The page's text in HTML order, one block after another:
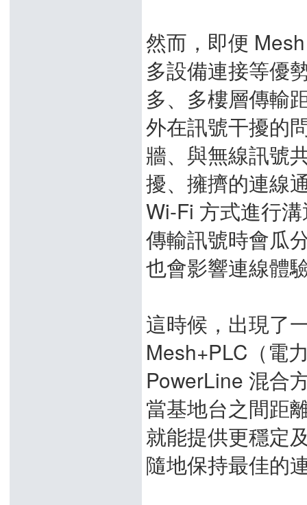
然而，即便
多設備連接等優
多、多樓層傳輸
外在訊號干擾的
牆、與無線訊號
擾、擁擠的連線
Wi-Fi 方式進行
傳輸訊號時會瓜
也會影響連線體
這時候，出現了
Mesh+PLC（電
PowerLine 混合
當基地台之間距
就能提供更穩定
隨地保持最佳的